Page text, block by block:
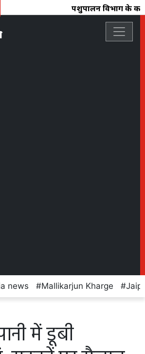
पशुपालन विभाग के
news Mallikarjun Kharge
में डूबी